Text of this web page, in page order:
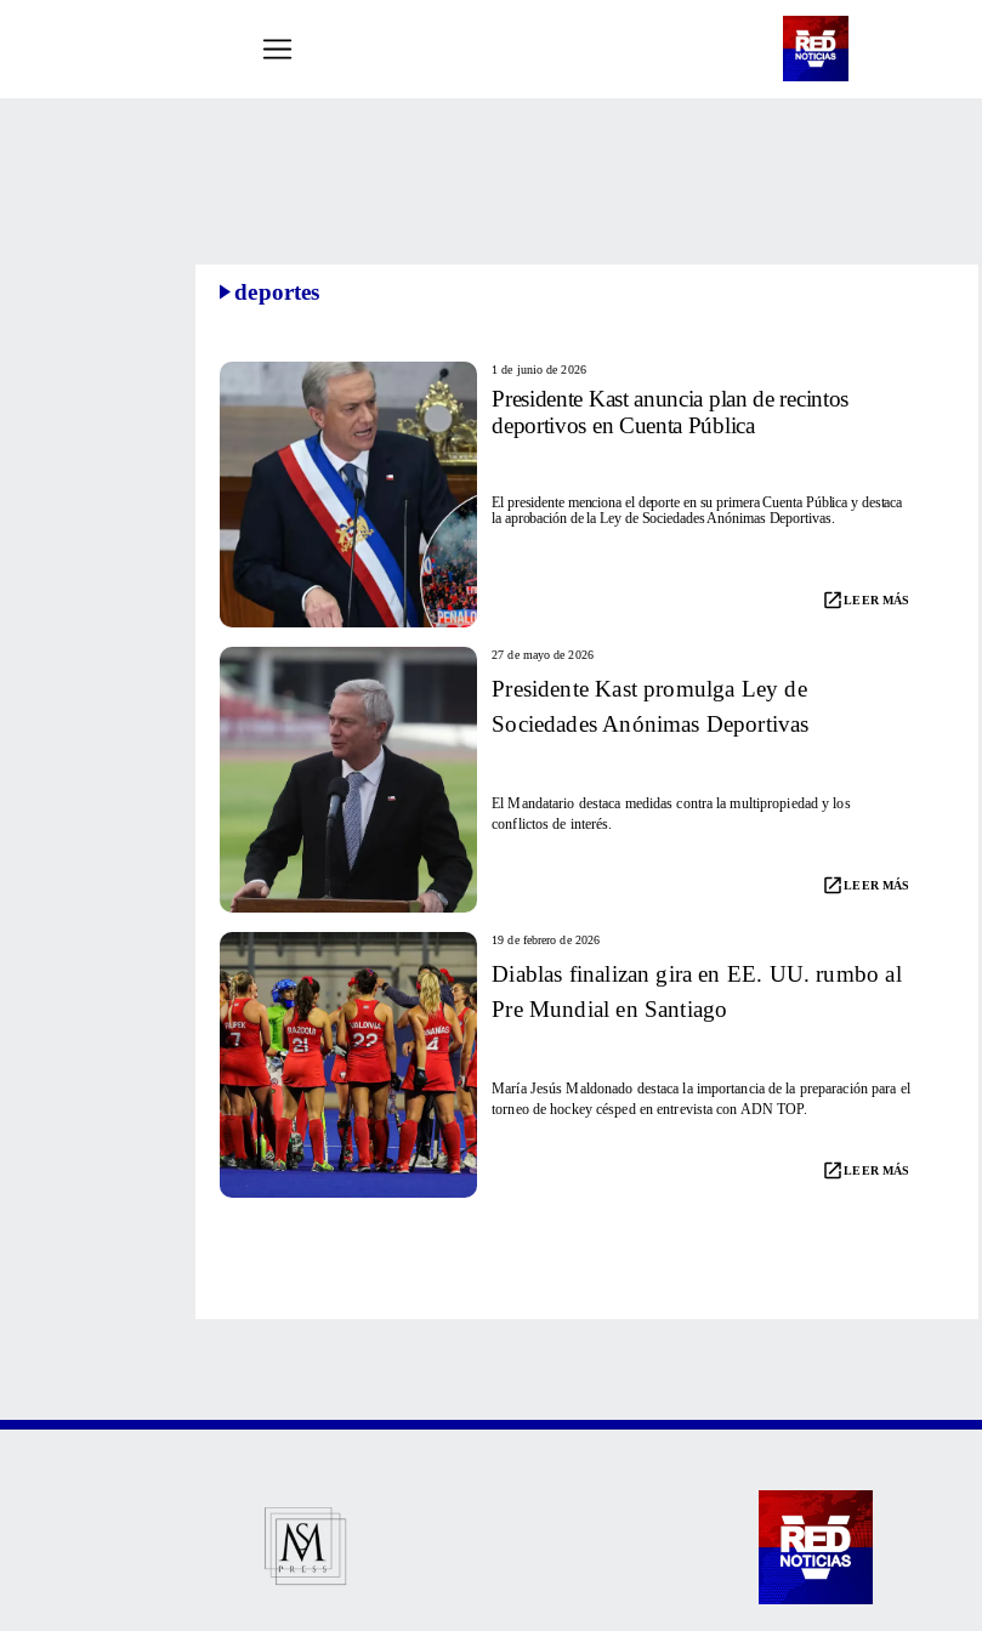
deportes
1 de junio de 2026
Presidente Kast anuncia plan de recintos
deportivos en Cuenta Pública
El presidente menciona el deporte en su primera Cuenta Pública y destaca
la aprobación de la Ley de Sociedades Anónimas Deportivas.
LEER MÁS
27 de mayo de 2026
Presidente Kast promulga Ley de
Sociedades Anónimas Deportivas
El Mandatario destaca medidas contra la multipropiedad y los
conflictos de interés.
LEER MÁS
19 de febrero de 2026
Diablas finalizan gira en EE. UU. rumbo al
Pre Mundial en Santiago
María Jesús Maldonado destaca la importancia de la preparación para el
torneo de hockey césped en entrevista con ADN TOP.
LEER MÁS